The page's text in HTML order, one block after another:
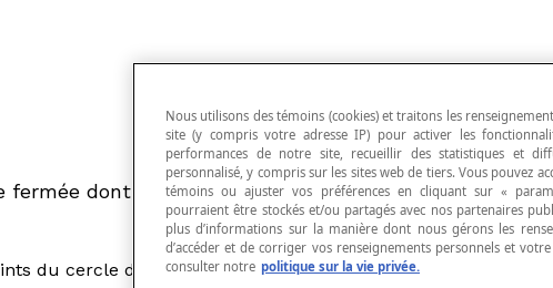
fermée dont tous les points sont situés à égale
du cercle de son centre O est appelée lerayon du
Nous utilisons des témoins (cookies) et traitons les
site (y compris votre adresse IP) pour activer les
performances de notre site, recueillir des statistiques et
personnalisé, y compris sur les sites web de tiers. Vous pouvez
témoins ou ajuster vos préférences en cliquant sur «
pourraient être stockés et/ou partagés avec nos partenaires
plus d’informations sur la manière dont nous gérons les
d’accéder et de corriger vos renseignements personnels et
consulter notre politique sur la vie privée.